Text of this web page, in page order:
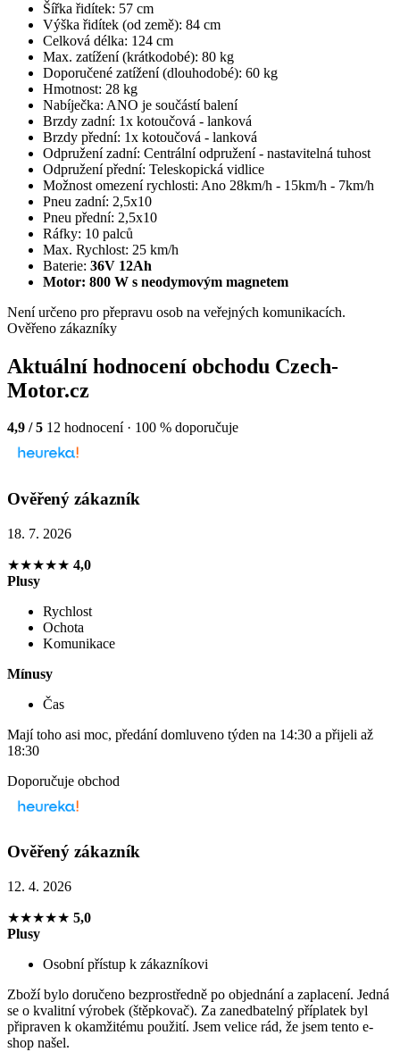
Šířka řidítek: 57 cm
Výška řidítek (od země): 84 cm
Celková délka: 124 cm
Max. zatížení (krátkodobé): 80 kg
Doporučené zatížení (dlouhodobé): 60 kg
Hmotnost: 28 kg
Nabíječka: ANO je součástí balení
Brzdy zadní: 1x kotoučová - lanková
Brzdy přední: 1x kotoučová - lanková
Odpružení zadní: Centrální odpružení - nastavitelná tuhost
Odpružení přední: Teleskopická vidlice
Možnost omezení rychlosti: Ano 28km/h - 15km/h - 7km/h
Pneu zadní: 2,5x10
Pneu přední: 2,5x10
Ráfky: 10 palců
Max. Rychlost: 25 km/h
Baterie: 36V 12Ah
Motor: 800 W s neodymovým magnetem
Není určeno pro přepravu osob na veřejných komunikacích.
Ověřeno zákazníky
Aktuální hodnocení obchodu Czech-
Motor.cz
4,9 / 5 12 hodnocení · 100 % doporučuje
Ověřený zákazník
18. 7. 2026
★★★★★ 4,0
Plusy
Rychlost
Ochota
Komunikace
Mínusy
Čas
Mají toho asi moc, předání domluveno týden na 14:30 a přijeli až
18:30
Doporučuje obchod
Ověřený zákazník
12. 4. 2026
★★★★★ 5,0
Plusy
Osobní přístup k zákazníkovi
Zboží bylo doručeno bezprostředně po objednání a zaplacení. Jedná
se o kvalitní výrobek (štěpkovač). Za zanedbatelný příplatek byl
připraven k okamžitému použití. Jsem velice rád, že jsem tento e-
shop našel.